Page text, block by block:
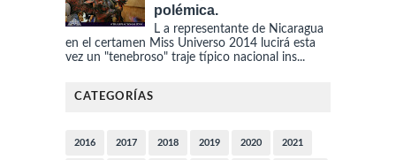
polémica.
L a representante de Nicaragua
en el certamen Miss Universo 2014 lucirá esta
vez un "tenebroso" traje típico nacional ins...
CATEGORÍAS
2016 2017 2018 2019 2020 2021